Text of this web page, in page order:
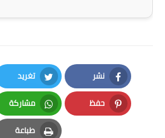
العامة
نشر
Facebook
تغريد
Twitter
حفظ
Pinterest
مشاركة
Whatsapp
طباعة